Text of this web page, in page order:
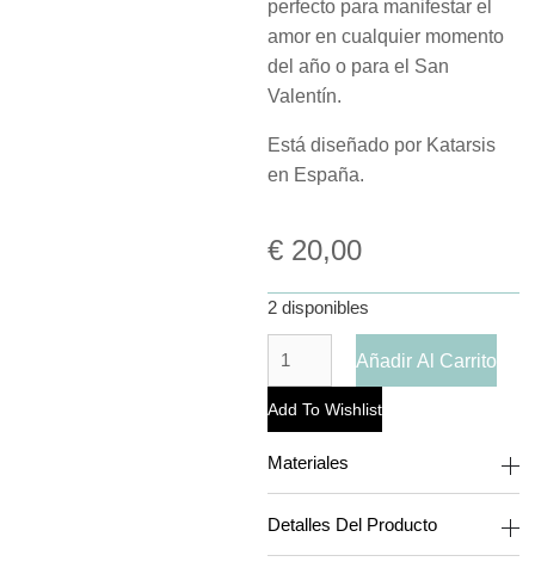
perfecto para manifestar el
amor en cualquier momento
del año o para el San
Valentín.
Está diseñado por Katarsis
en España.
€ 20,00
2 disponibles
Añadir Al Carrito
Add To Wishlist
Materiales
Detalles Del Producto